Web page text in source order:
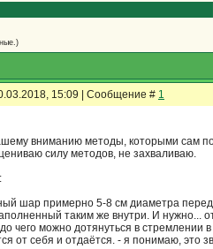
15:09 | Сообщение # 1
вниманию методы, которыми сам
силу методов, не захваливаю.
шар примерно 5-8 см диаметра
таким же внутри. И нужно...
чего можно дотянуться в
от себя и отдаётся. - я понимаю, это